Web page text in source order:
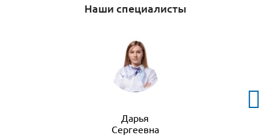
Наши специалисты
Дарья
Сергеевна